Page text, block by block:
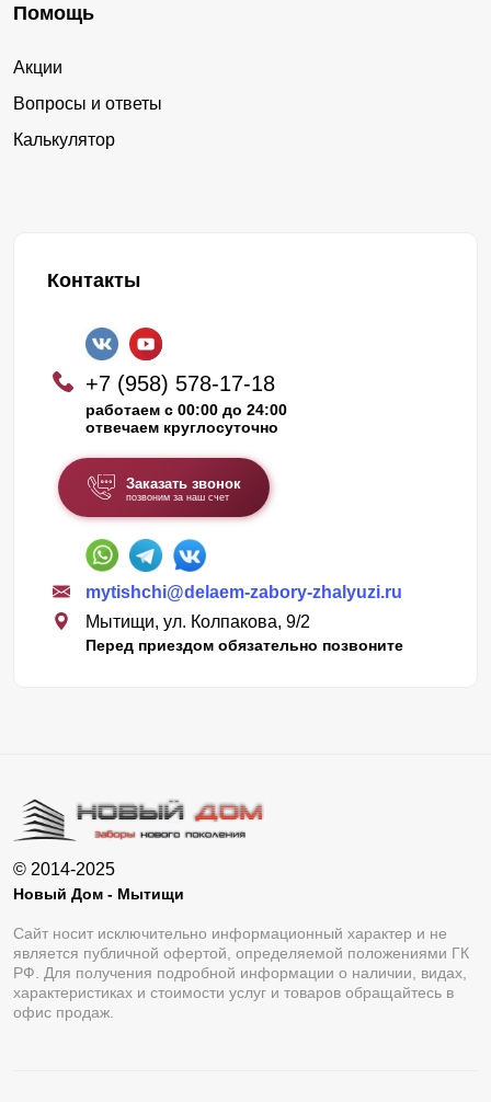
Помощь
Акции
Вопросы и ответы
Калькулятор
Контакты
+7 (958) 578-17-18
работаем с 00:00 до 24:00
отвечаем круглосуточно
Заказать звонок
позвоним за наш счет
mytishchi@delaem-zabory-zhalyuzi.ru
Мытищи, ул. Колпакова, 9/2
Перед приездом обязательно позвоните
© 2014-2025
Новый Дом - Мытищи
Сайт носит исключительно информационный характер и не
является публичной офертой, определяемой положениями ГК
РФ. Для получения подробной информации о наличии, видах,
характеристиках и стоимости услуг и товаров обращайтесь в
офис продаж.